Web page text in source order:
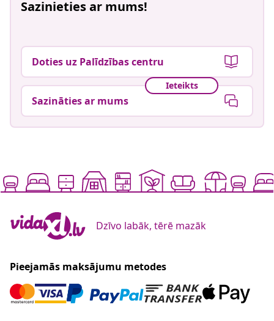
Sazinieties ar mums!
Doties uz Palīdzības centru
Ieteikts
Sazināties ar mums
Dzīvo labāk, tērē mazāk
Pieejamās maksājumu metodes